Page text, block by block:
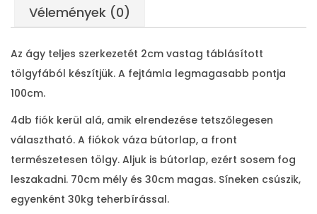
n
c
a
y
m
e
n
n
Vélemények (0)
Az ágy teljes szerkezetét 2cm vastag táblásított
tölgyfából készítjük. A fejtámla legmagasabb pontja
100cm.
4db fiók kerül alá, amik elrendezése tetszőlegesen
választható. A fiókok váza bútorlap, a front
természetesen tölgy. Aljuk is bútorlap, ezért sosem fog
leszakadni. 70cm mély és 30cm magas. Síneken csúszik,
egyenként 30kg teherbírással.